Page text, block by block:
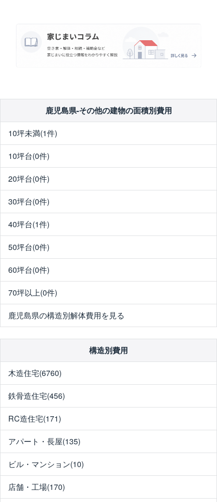
鹿児島県-その他の建物の面積別費用
10坪未満(1件)
10坪台(0件)
20坪台(0件)
30坪台(0件)
40坪台(1件)
50坪台(0件)
60坪台(0件)
70坪以上(0件)
鹿児島県の構造別解体費用を見る
構造別費用
木造住宅(6760)
鉄骨造住宅(456)
RC造住宅(171)
アパート・長屋(135)
ビル・マンション(10)
店舗・工場(170)